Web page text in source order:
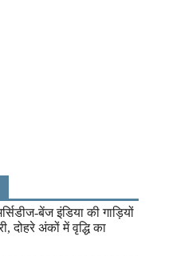
बेंज इंडिया की गाड़ियों
दोहरे अंकों में वृद्धि का